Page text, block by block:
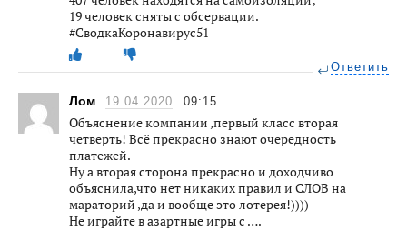
19 человек сняты с обсервации.
#СводкаКоронавирус51
Ответить
Лом 19.04.2020 09:15
Объяснение компании ,первый класс вторая
четверть! Всё прекрасно знают очередность
платежей.
Ну а вторая сторона прекрасно и доходчиво
объяснила,что нет никаких правил и СЛОВ на
мараторий ,да и вообще это лотерея!))))
Не играйте в азартные игры с ….